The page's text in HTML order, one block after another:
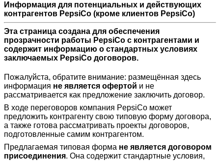
Информация для потенциальных и действующих
контрагентов PepsiCo (кроме клиентов PepsiCo)
Эта страница создана для обеспечения
прозрачности работы PepsiCo с контрагентами и
содержит информацию о стандартных условиях
заключаемых PepsiCo договоров.
Пожалуйста, обратите внимание: размещённая здесь
информация не является офертой и не
рассматривается как предложение заключить договор.
В ходе переговоров компания PepsiCo может
предложить контрагенту свою типовую форму договора,
а также готова рассматривать проекты договоров,
подготовленные самим контрагентом.
Предлагаемая типовая форма не является договором
присоединения. Она содержит стандартные условия,